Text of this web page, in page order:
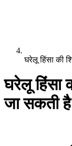
घरेलू हिंसा की
घरेलू हिंसा
जा सकती